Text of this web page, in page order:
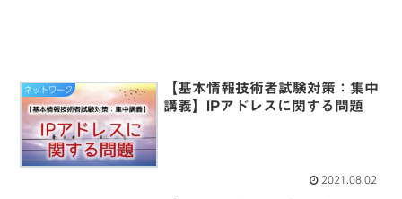
ネットワーク
【基本情報技術者試験対策：集中
講義】IPアドレスに関する問題
2021.08.02